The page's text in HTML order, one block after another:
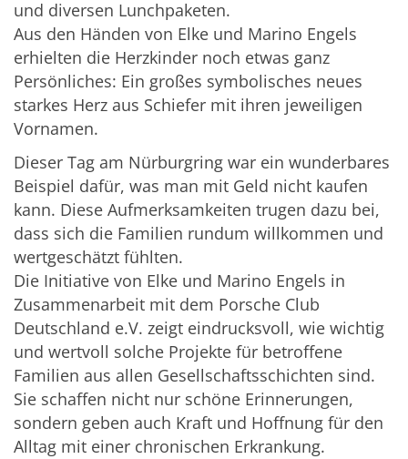
und diversen Lunchpaketen.
Aus den Händen von Elke und Marino Engels
erhielten die Herzkinder noch etwas ganz
Persönliches: Ein großes symbolisches neues
starkes Herz aus Schiefer mit ihren jeweiligen
Vornamen.
Dieser Tag am Nürburgring war ein wunderbares
Beispiel dafür, was man mit Geld nicht kaufen
kann. Diese Aufmerksamkeiten trugen dazu bei,
dass sich die Familien rundum willkommen und
wertgeschätzt fühlten.
Die Initiative von Elke und Marino Engels in
Zusammenarbeit mit dem Porsche Club
Deutschland e.V. zeigt eindrucksvoll, wie wichtig
und wertvoll solche Projekte für betroffene
Familien aus allen Gesellschaftsschichten sind.
Sie schaffen nicht nur schöne Erinnerungen,
sondern geben auch Kraft und Hoffnung für den
Alltag mit einer chronischen Erkrankung.